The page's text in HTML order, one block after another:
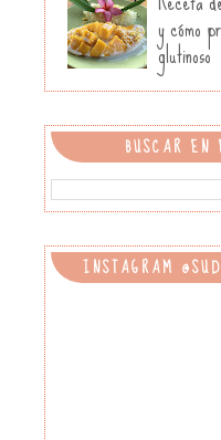
y cómo
glutinoso
BUSCAR EN
INSTAGRAM